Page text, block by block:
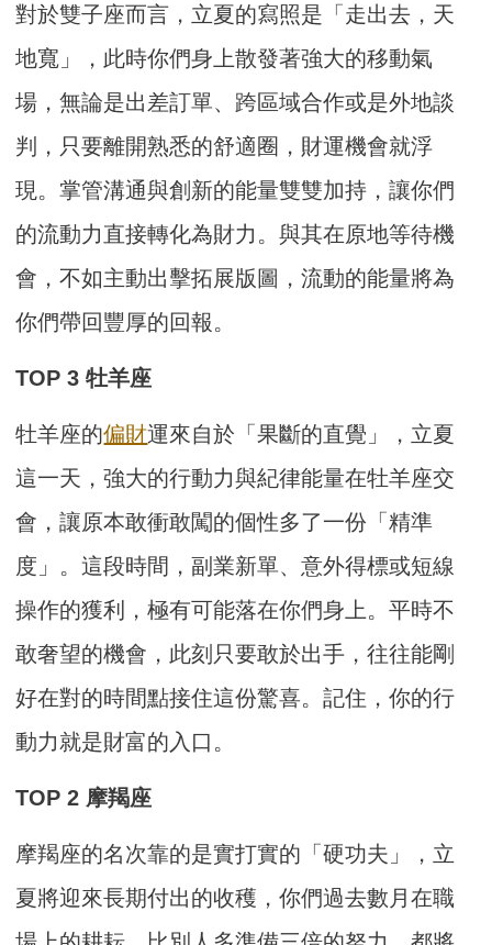
對於雙子座而言，立夏的寫照是「走出去，天
地寬」，此時你們身上散發著強大的移動氣
場，無論是出差訂單、跨區域合作或是外地談
判，只要離開熟悉的舒適圈，財運機會就浮
現。掌管溝通與創新的能量雙雙加持，讓你們
的流動力直接轉化為財力。與其在原地等待機
會，不如主動出擊拓展版圖，流動的能量將為
你們帶回豐厚的回報。
TOP 3 牡羊座
牡羊座的偏財運來自於「果斷的直覺」，立夏
這一天，強大的行動力與紀律能量在牡羊座交
會，讓原本敢衝敢闖的個性多了一份「精準
度」。這段時間，副業新單、意外得標或短線
操作的獲利，極有可能落在你們身上。平時不
敢奢望的機會，此刻只要敢於出手，往往能剛
好在對的時間點接住這份驚喜。記住，你的行
動力就是財富的入口。
TOP 2 摩羯座
摩羯座的名次靠的是實打實的「硬功夫」，立
夏將迎來長期付出的收穫，你們過去數月在職